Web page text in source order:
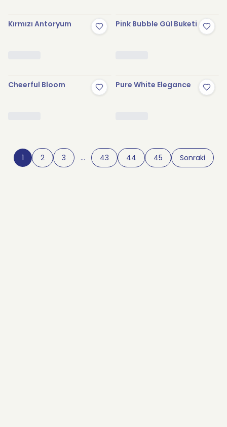
Kırmızı Antoryum Pink Bubble Gül Buketi
Cheerful Bloom Pure White Elegance
1 2 3 … 43 44 45 Sonraki